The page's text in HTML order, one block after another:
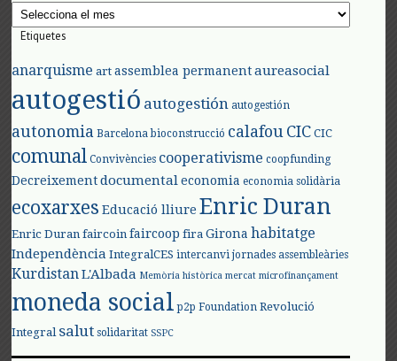
Arxius
Etiquetes
anarquisme art assemblea permanent aureasocial
autogestió autogestión autogestión
autonomia Barcelona bioconstrucció calafou CIC CIC
comunal Convivències cooperativisme coopfunding
Decreixement documental economia economia solidària
ecoxarxes Educació lliure Enric Duran
Enric Duran faircoin faircoop fira Girona habitatge
Independència IntegralCES intercanvi jornades assembleàries
KurdistanL'Albada Memòria històrica mercat microfinançament
moneda social p2p Foundation Revolució
Integral salut solidaritat SSPC